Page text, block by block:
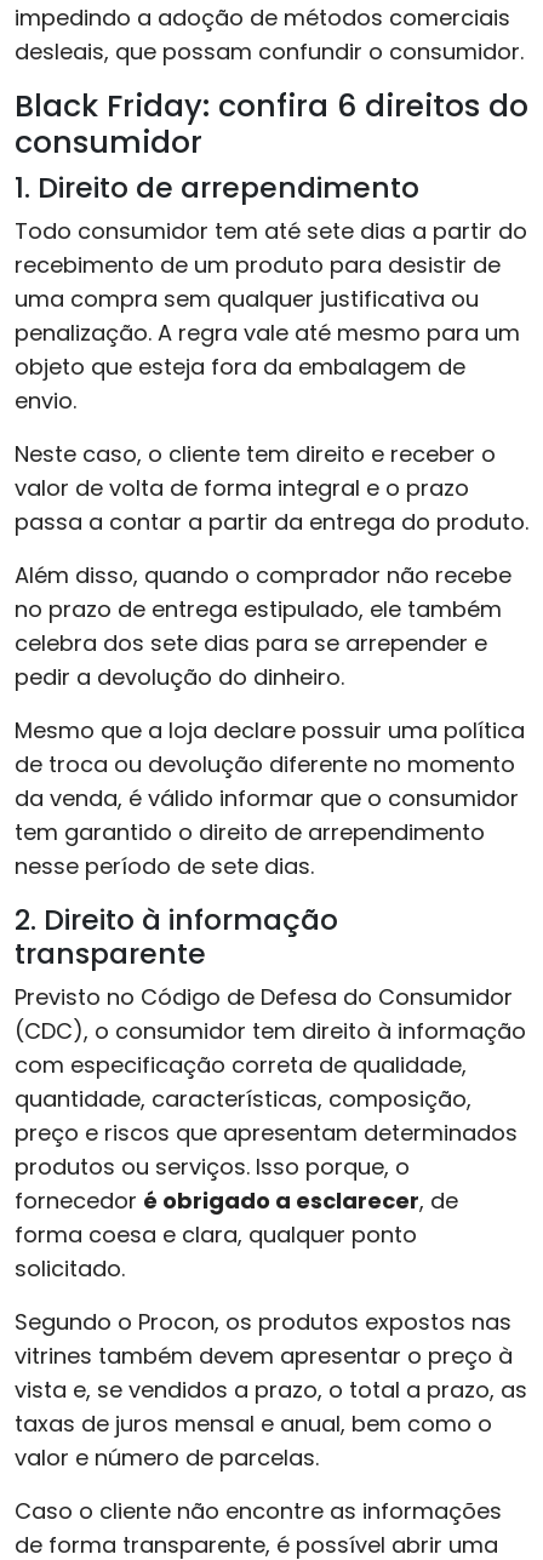
impedindo a adoção de métodos comerciais
desleais, que possam confundir o consumidor.
Black Friday: confira 6 direitos do
consumidor
1. Direito de arrependimento
Todo consumidor tem até sete dias a partir do
recebimento de um produto para desistir de
uma compra sem qualquer justificativa ou
penalização. A regra vale até mesmo para um
objeto que esteja fora da embalagem de
envio.
Neste caso, o cliente tem direito e receber o
valor de volta de forma integral e o prazo
passa a contar a partir da entrega do produto.
Além disso, quando o comprador não recebe
no prazo de entrega estipulado, ele também
celebra dos sete dias para se arrepender e
pedir a devolução do dinheiro.
Mesmo que a loja declare possuir uma política
de troca ou devolução diferente no momento
da venda, é válido informar que o consumidor
tem garantido o direito de arrependimento
nesse período de sete dias.
2. Direito à informação
transparente
Previsto no Código de Defesa do Consumidor
(CDC), o consumidor tem direito à informação
com especificação correta de qualidade,
quantidade, características, composição,
preço e riscos que apresentam determinados
produtos ou serviços. Isso porque, o
fornecedor é obrigado a esclarecer, de
forma coesa e clara, qualquer ponto
solicitado.
Segundo o Procon, os produtos expostos nas
vitrines também devem apresentar o preço à
vista e, se vendidos a prazo, o total a prazo, as
taxas de juros mensal e anual, bem como o
valor e número de parcelas.
Caso o cliente não encontre as informações
de forma transparente, é possível abrir uma